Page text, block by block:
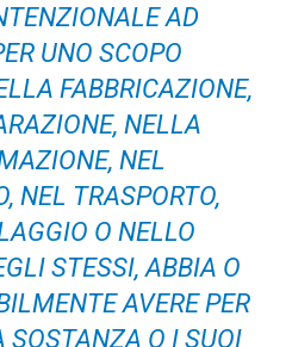
AD
UNO SCOPO
FABBRICAZIONE,
NELLA
NEL
NEL TRASPORTO,
O NELLO
STESSI, ABBIA O
AVERE PER
SOSTANZA O I SUOI